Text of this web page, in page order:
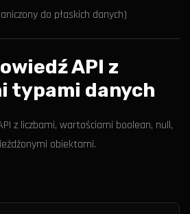
do płaskich danych)
API z
typami danych
z liczbami, wartościami boolean, null,
obiektami.